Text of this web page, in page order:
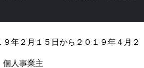
年２月１５日から２０１９年４月２
人事業主